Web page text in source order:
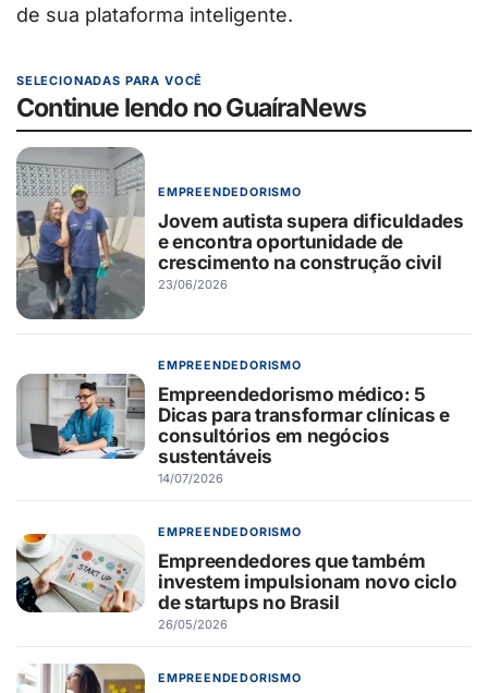
de sua plataforma inteligente.
SELECIONADAS PARA VOCÊ
Continue lendo no GuaíraNews
EMPREENDEDORISMO
Jovem autista supera dificuldades
e encontra oportunidade de
crescimento na construção civil
23/06/2026
EMPREENDEDORISMO
Empreendedorismo médico: 5
Dicas para transformar clínicas e
consultórios em negócios
sustentáveis
14/07/2026
EMPREENDEDORISMO
Empreendedores que também
investem impulsionam novo ciclo
de startups no Brasil
26/05/2026
EMPREENDEDORISMO